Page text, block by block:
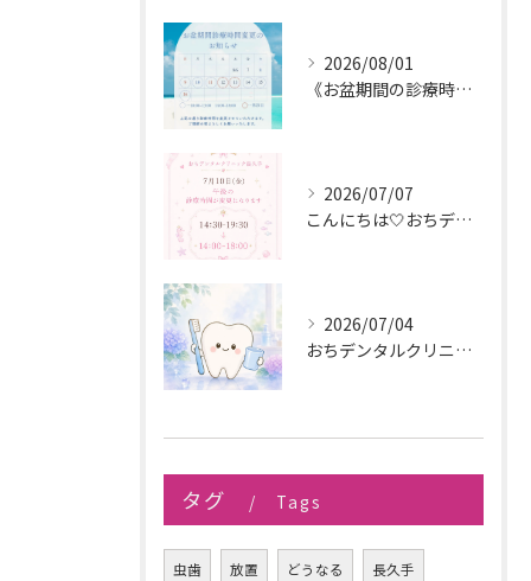
2026/08/01
《お盆期間の診療時間変更のお知らせ》
2026/07/07
こんにちは🤍おちデンタルクリニック長久手です🪥
2026/07/04
おちデンタルクリニック長久手です。
タグ Tags
虫歯 放置 どうなる 長久手